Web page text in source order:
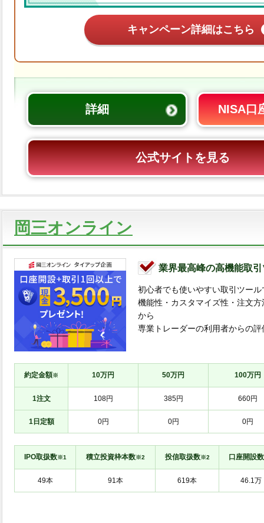
キャンペーン詳細はこちら
詳細 NISA口
公式サイトを見る
岡三オンライン
業界最高峰の高機能取
初心者でも使いやすい取引ツール
機能性・カスタマイズ性・注文
から
専業トレーダーの利用者からの
約定金額※ 10万円 50万円 100万円
1注文 108円 385円 660円
1日定額 0円 0円 0円
IPO取扱数※1 積立投資枠本数※2 投信取扱数※2 口座開設数